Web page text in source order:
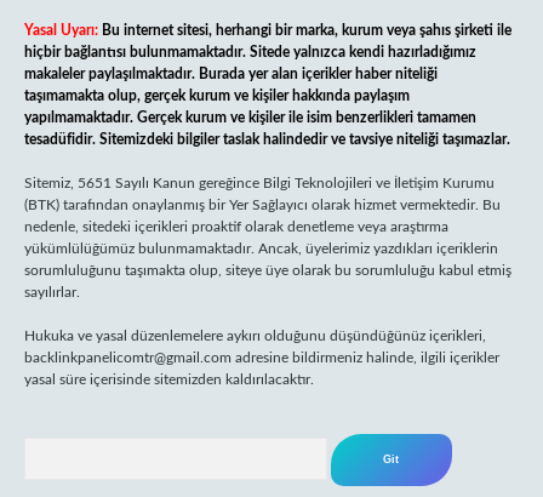
Yasal Uyarı: Bu internet sitesi, herhangi bir marka, kurum veya şahıs şirketi ile
hiçbir bağlantısı bulunmamaktadır. Sitede yalnızca kendi hazırladığımız
makaleler paylaşılmaktadır. Burada yer alan içerikler haber niteliği
taşımamakta olup, gerçek kurum ve kişiler hakkında paylaşım
yapılmamaktadır. Gerçek kurum ve kişiler ile isim benzerlikleri tamamen
tesadüfidir. Sitemizdeki bilgiler taslak halindedir ve tavsiye niteliği taşımazlar.
Sitemiz, 5651 Sayılı Kanun gereğince Bilgi Teknolojileri ve İletişim Kurumu
(BTK) tarafından onaylanmış bir Yer Sağlayıcı olarak hizmet vermektedir. Bu
nedenle, sitedeki içerikleri proaktif olarak denetleme veya araştırma
yükümlülüğümüz bulunmamaktadır. Ancak, üyelerimiz yazdıkları içeriklerin
sorumluluğunu taşımakta olup, siteye üye olarak bu sorumluluğu kabul etmiş
sayılırlar.
Hukuka ve yasal düzenlemelere aykırı olduğunu düşündüğünüz içerikleri,
backlinkpanelicomtr@gmail.com adresine bildirmeniz halinde, ilgili içerikler
yasal süre içerisinde sitemizden kaldırılacaktır.